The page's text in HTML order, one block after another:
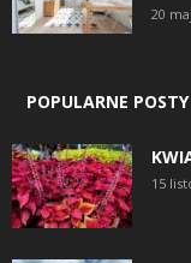
20
POPULARNE POSTY
15